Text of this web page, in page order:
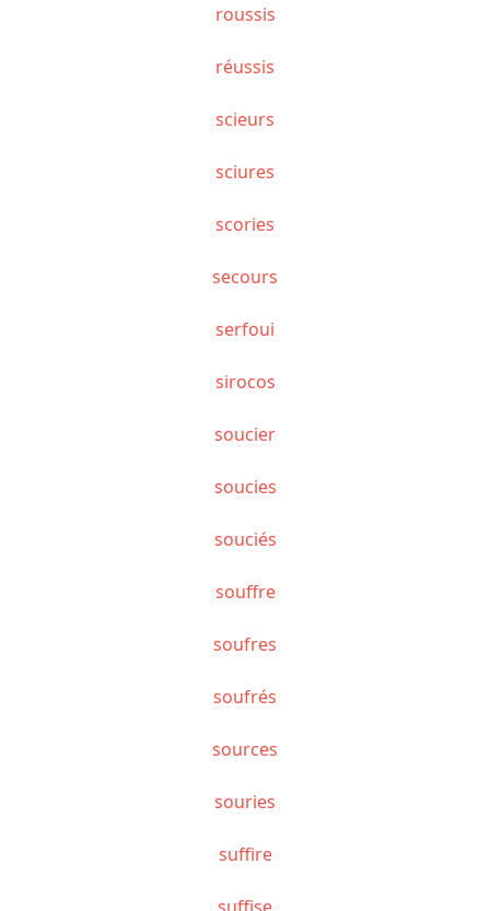
roussis
réussis
scieurs
sciures
scories
secours
serfoui
sirocos
soucier
soucies
souciés
souffre
soufres
soufrés
sources
souries
suffire